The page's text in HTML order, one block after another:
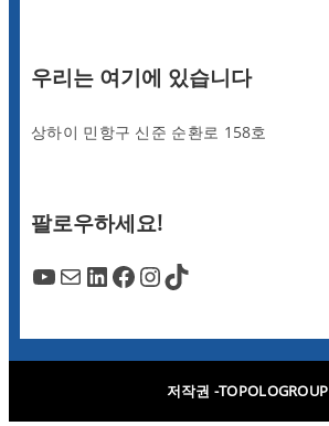
우리는 여기에 있습니다
상하이 민항구 신준 순환로 158호
팔로우하세요!
YouTube Mail LinkedIn Facebook InstagramTikTok
저작권 -TOPOLOGROUP